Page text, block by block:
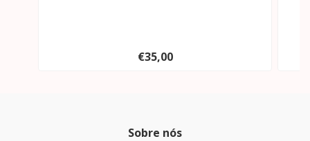
€35,00
Sobre nós